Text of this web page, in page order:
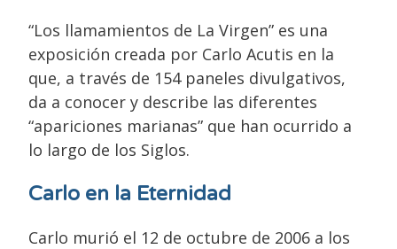
“Los llamamientos de La Virgen” es una
exposición creada por Carlo Acutis en la
que, a través de 154 paneles divulgativos,
da a conocer y describe las diferentes
“apariciones marianas” que han ocurrido a
lo largo de los Siglos.
Carlo en la Eternidad
Carlo murió el 12 de octubre de 2006 a los